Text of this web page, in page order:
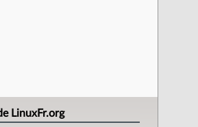
LinuxFr.org